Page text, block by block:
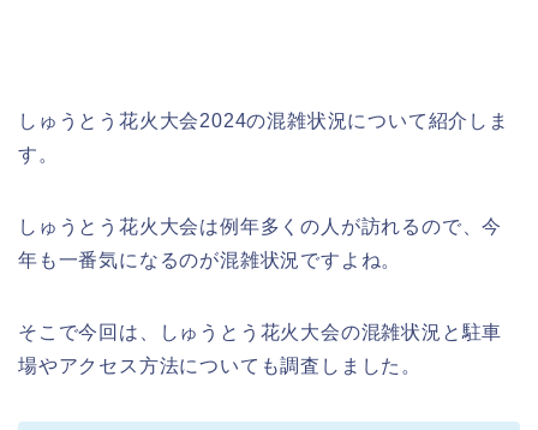
しゅうとう花火大会2024の混雑状況について紹介しま
す。
しゅうとう花火大会は例年多くの人が訪れるので、今
年も一番気になるのが混雑状況ですよね。
そこで今回は、しゅうとう花火大会の混雑状況と駐車
場やアクセス方法についても調査しました。